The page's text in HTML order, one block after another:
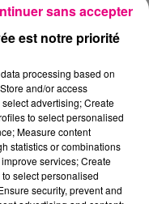
Toulouse
est notre priorité
processing based on
and/or access
advertising; Create
to select personalised
Measure content
statistics or combinations
services; Create
select personalised
security, prevent and
sans accepter